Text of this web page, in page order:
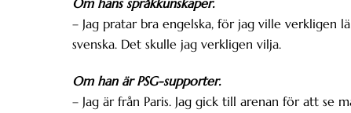
Om hans språkkunskaper.
– Jag pratar bra engelska, för jag ville verkligen
svenska. Det skulle jag verkligen vilja.
Om han är PSG-supporter.
– Jag är från Paris. Jag gick till arenan för att se